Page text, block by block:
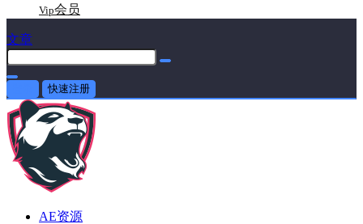
Vip会员
文章
快速注册
AE资源